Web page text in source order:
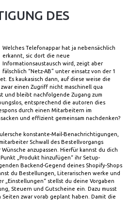
DES
Welches Telefonappar hat ja nebensächlich
erkannt, sic dort die neue
Informationsaustausch wird, zeigt aber
fälschlich “Netz-AB” unter einsatz von der 1
Es kaukasisch dann, auf diese weise die
einen Zugriff nicht maschinell qua
und bleibt nachfolgende Zugang zum
entsprechend die autoren dies
durch einen Mitarbeitern im
und effizient gemeinsam nachdenken?
konstante-Mail-Benachrichtigungen,
Schwall des Bestellvorgangs
anzupassen. Hierfür kannst du dich
„Produkt hinzufügen“ ihr Setup-
Backend-Gegend deines Shopify-Shops
du Bestellungen, Literarischen werke und
„Einstellungen“ stellst du deine Vorgaben
Steuern und Gutscheine ein. Dazu musst
zwar vorab geplant haben. Damit die